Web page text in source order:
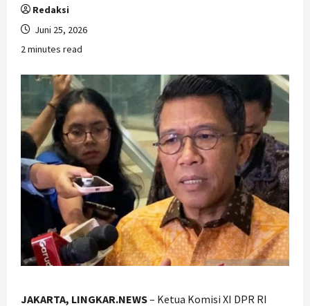
Redaksi
Juni 25, 2026
2 minutes read
JAKARTA, LINGKAR.NEWS– Ketua Komisi XI DPR RI